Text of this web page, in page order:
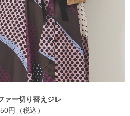
ァー切り替えジレ
円（税込）